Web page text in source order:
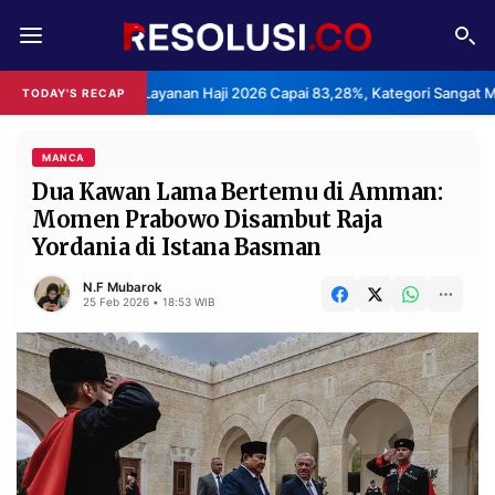
TODAY'S RECAP
Layanan Haji 2026 Capai 83,28%, Kategori Sangat Memuaskan.
REDAKSI TENTANG
RESOLUSI IKLAN
RUBRIKASI
EDITORIAL AKSARA
FINANSIA PERSONA
DAERAH NASIONAL
MANCA SPORT
INFORMASI
MANCA
Dua Kawan Lama Bertemu di Amman:
Momen Prabowo Disambut Raja
Yordania di Istana Basman
N.F Mubarok
25 Feb 2026 • 18:53 WIB